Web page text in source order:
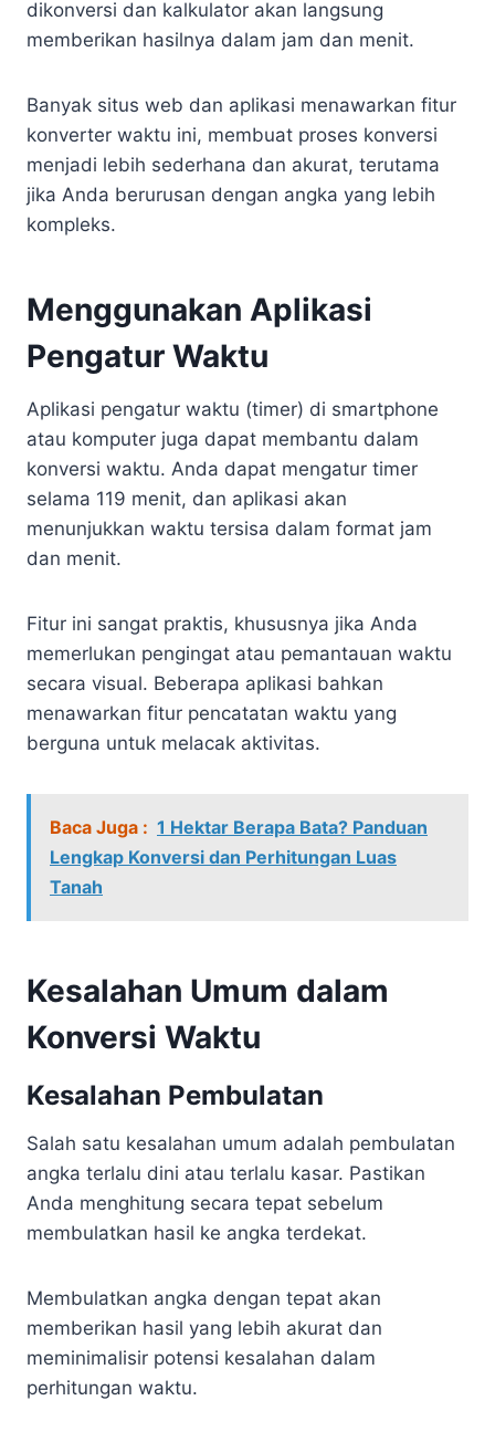
dikonversi dan kalkulator akan langsung
memberikan hasilnya dalam jam dan menit.
Banyak situs web dan aplikasi menawarkan fitur
konverter waktu ini, membuat proses konversi
menjadi lebih sederhana dan akurat, terutama
jika Anda berurusan dengan angka yang lebih
kompleks.
Menggunakan Aplikasi
Pengatur Waktu
Aplikasi pengatur waktu (timer) di smartphone
atau komputer juga dapat membantu dalam
konversi waktu. Anda dapat mengatur timer
selama 119 menit, dan aplikasi akan
menunjukkan waktu tersisa dalam format jam
dan menit.
Fitur ini sangat praktis, khususnya jika Anda
memerlukan pengingat atau pemantauan waktu
secara visual. Beberapa aplikasi bahkan
menawarkan fitur pencatatan waktu yang
berguna untuk melacak aktivitas.
Baca Juga : 1 Hektar Berapa Bata? Panduan
Lengkap Konversi dan Perhitungan Luas
Tanah
Kesalahan Umum dalam
Konversi Waktu
Kesalahan Pembulatan
Salah satu kesalahan umum adalah pembulatan
angka terlalu dini atau terlalu kasar. Pastikan
Anda menghitung secara tepat sebelum
membulatkan hasil ke angka terdekat.
Membulatkan angka dengan tepat akan
memberikan hasil yang lebih akurat dan
meminimalisir potensi kesalahan dalam
perhitungan waktu.